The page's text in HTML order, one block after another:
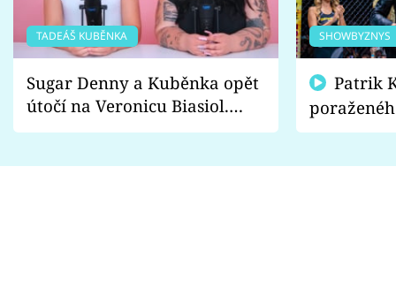
TADEÁŠ KUBĚNKA
Sugar Denny a Kuběnka opět
útočí na Veronicu Biasiol.
Proč je podle nich falešná a
SHOWBYZNYS
fanoušci